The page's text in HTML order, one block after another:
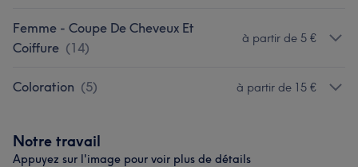
Femme - Coupe De Cheveux Et
Coiffure (14)
à partir de 5 €
Coloration (5) à partir de 15 €
Notre travail
Appuyez sur l'image pour voir plus de détails